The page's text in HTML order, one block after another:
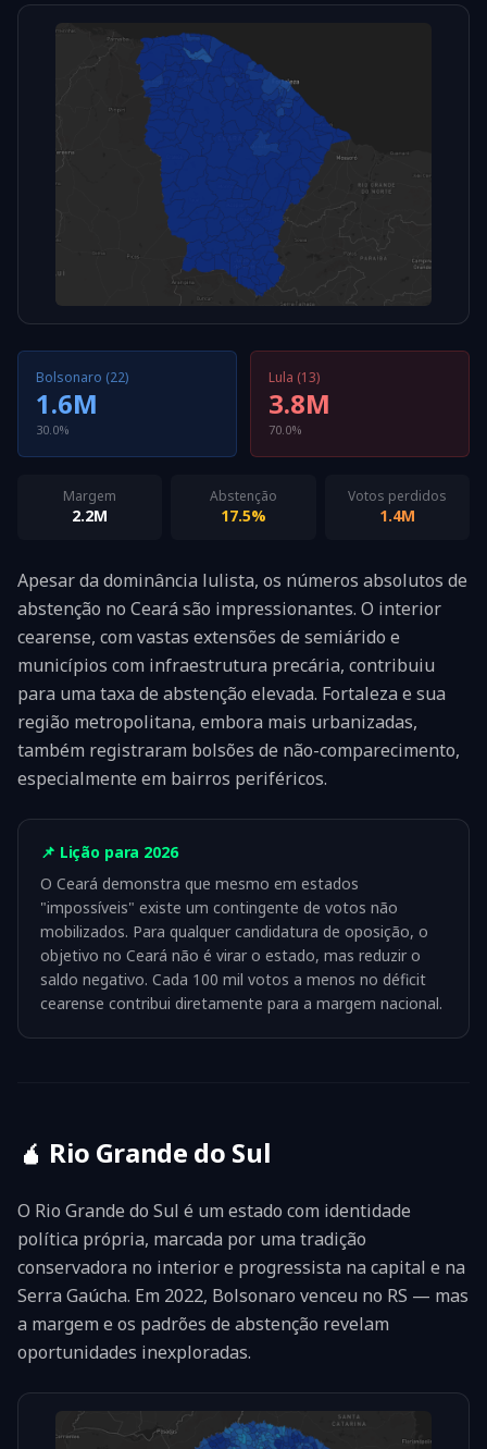
Bolsonaro (22)
1.6M
30.0%
Lula (13)
3.8M
70.0%
Margem
2.2M
Abstenção
17.5%
Votos perdidos
1.4M
Apesar da dominância lulista, os números absolutos de
abstenção no Ceará são impressionantes. O interior
cearense, com vastas extensões de semiárido e
municípios com infraestrutura precária, contribuiu
para uma taxa de abstenção elevada. Fortaleza e sua
região metropolitana, embora mais urbanizadas,
também registraram bolsões de não-comparecimento,
especialmente em bairros periféricos.
📌 Lição para 2026
O Ceará demonstra que mesmo em estados
"impossíveis" existe um contingente de votos não
mobilizados. Para qualquer candidatura de oposição, o
objetivo no Ceará não é virar o estado, mas reduzir o
saldo negativo. Cada 100 mil votos a menos no déficit
cearense contribui diretamente para a margem nacional.
🧉 Rio Grande do Sul
O Rio Grande do Sul é um estado com identidade
política própria, marcada por uma tradição
conservadora no interior e progressista na capital e na
Serra Gaúcha. Em 2022, Bolsonaro venceu no RS — mas
a margem e os padrões de abstenção revelam
oportunidades inexploradas.